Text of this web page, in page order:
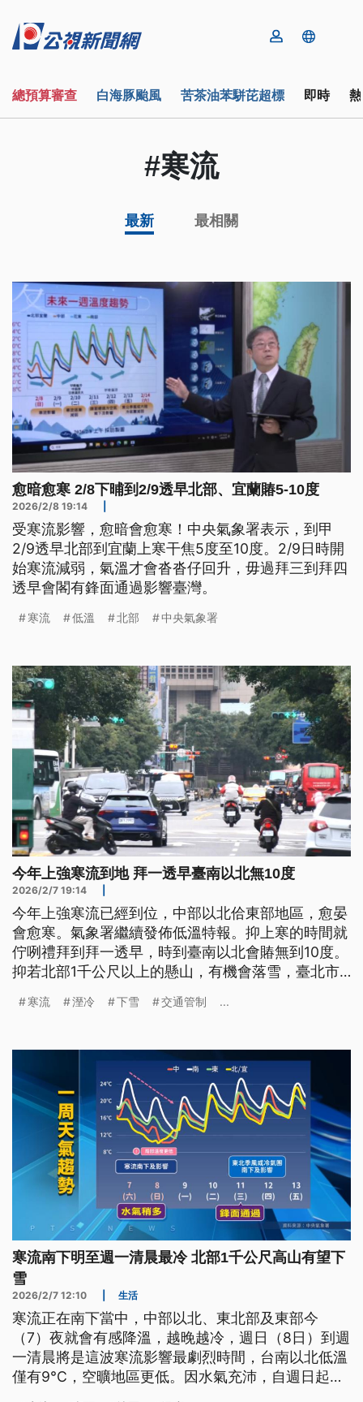
總預算審查 白海豚颱風 苦茶油苯駢芘超標 即時
#寒流
最新 最相關
愈暗愈寒 2/8下晡到2/9透早北部、宜蘭賰5-10度
2026/2/8 19:14
受寒流影響，愈暗會愈寒！中央氣象署表示，到甲
2/9透早北部到宜蘭上寒干焦5度至10度。2/9日時開
始寒流減弱，氣溫才會沓沓仔回升，毋過拜三到拜四
透早會閣有鋒面通過影響臺灣。
寒流 低溫 北部 中央氣象署
今年上強寒流到地 拜一透早臺南以北無10度
2026/2/7 19:14
今年上強寒流已經到位，中部以北佮東部地區，愈晏
會愈寒。氣象署繼續發佈低溫特報。抑上寒的時間就
佇咧禮拜到拜一透早，時到臺南以北會賰無到10度。
抑若北部1千公尺以上的懸山，有機會落雪，臺北市
寒流 溼冷 下雪 交通管制 ...
寒流南下明至週一清晨最冷 北部1千公尺高山有望下
雪
2026/2/7 12:10 生活
寒流正在南下當中，中部以北、東北部及東部今
（7）夜就會有感降溫，越晚越冷，週日（8日）到週
一清晨將是這波寒流影響最劇烈時間，台南以北低溫
僅有9°C，空曠地區更低。因水氣充沛，自週日起，